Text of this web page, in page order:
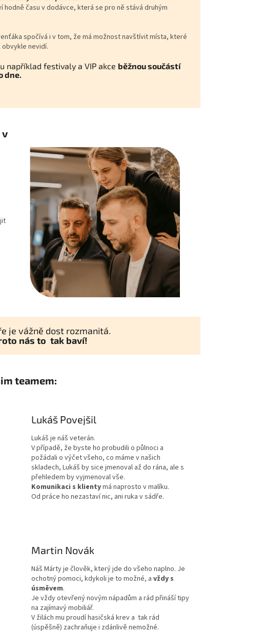
hodně času v dodávce, která se pro ně stává druhým
spočívá i v tom, že má možnost navštívit místa, které
nevidí.
například festivaly a VIP akce běžnou součástí
dne.
v
je vážně dost rozmanitá.
nás to tak baví!
teamem:
Lukáš Povejšil
Lukáš je náš veterán.
V případě, že byste ho probudili o půlnoci a
požádali o výčet všeho, co máme v našich
skladech, Lukáš by sice jmenoval až do rána, ale s
přehledem by vyjmenoval vše.
Komunikaci s klientymá naprosto v malíku.
Od práce ho nezastaví nic, ani ruka v sádře.
Martin Novák
Náš Márty je člověk, který jde do všeho naplno. Je
ochotný pomoci, kdykoli je to možné, a vždy s
úsměvem.
Je vždy otevřený novým nápadům a rád přináší tipy
na zajímavý mobiliář.
V žilách mu proudí hasičská krev a tak rád
(úspěšně) zachraňuje i zdánlivě nemožné.